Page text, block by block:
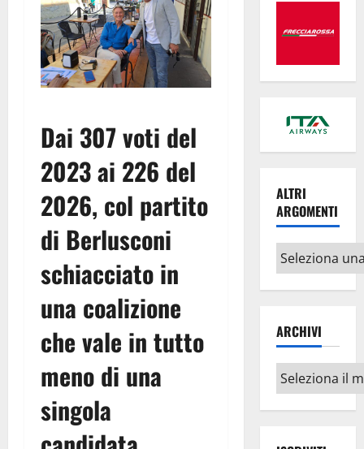
Dai 307 voti del
2023 ai 226 del
2026, col partito
di Berlusconi
schiacciato in
una coalizione
che vale in tutto
meno di una
singola
ALTRI
ARGOMENTI
Altri
argomenti
ARCHIVI
Archivi